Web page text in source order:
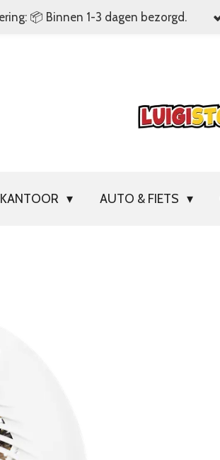
📦 Binnen 1-3 dagen bezorgd.
KANTOOR AUTO & FIETS